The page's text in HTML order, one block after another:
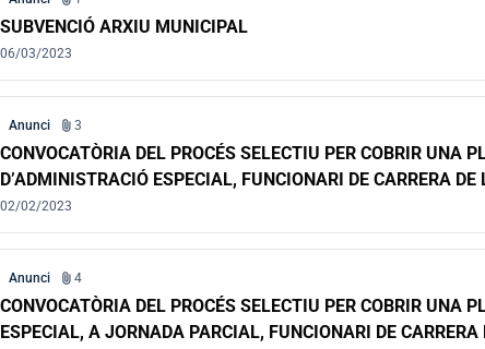
SUBVENCIÓ ARXIU MUNICIPAL
06/03/2023
Anunci attach_file 3
CONVOCATÒRIA DEL PROCÉS SELECTIU PER COBRIR UNA
D’ADMINISTRACIÓ ESPECIAL, FUNCIONARI DE CARRERA
OPOSCIÓ; I LA CONSTITUCIÓ D’UNA BORSA DE TREBALL
02/02/2023
Anunci attach_file 4
CONVOCATÒRIA DEL PROCÉS SELECTIU PER COBRIR UNA
ESPECIAL, A JORNADA PARCIAL, FUNCIONARI DE